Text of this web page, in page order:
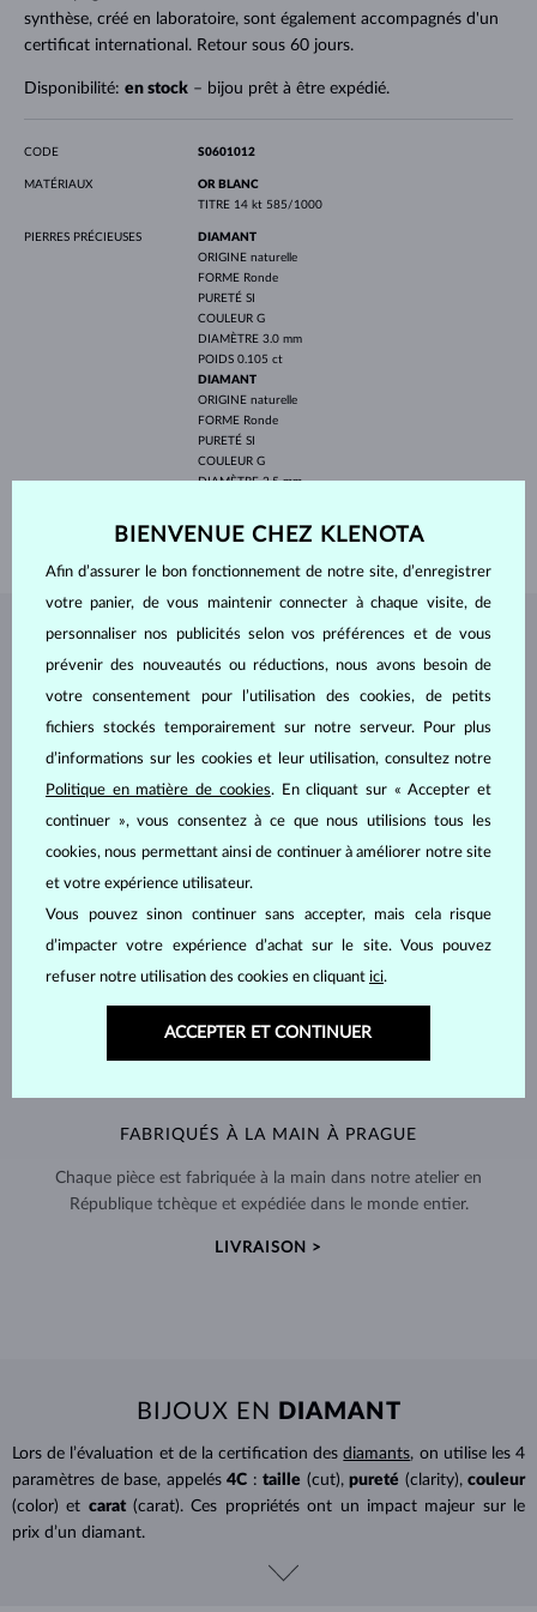
synthèse, créé en laboratoire, sont également accompagnés d'un
certificat international. Retour sous 60 jours.
Disponibilité: en stock– bijou prêt à être expédié.
CODE S0601012
MATÉRIAUX
OR BLANC
TITRE 14 kt 585/1000
PIERRES PRÉCIEUSES
DIAMANT
ORIGINE naturelle
FORME Ronde
PURETÉ SI
COULEUR G
DIAMÈTRE 3.0 mm
POIDS 0.105 ct
DIAMANT
ORIGINE naturelle
FORME Ronde
PURETÉ SI
COULEUR G
DIAMÈTRE2.5 mm
2.00 g
BIJOUX DEL'ATELIER KLENOTA
FABRIQUÉS À LA MAIN À PRAGUE
Chaque pièce est fabriquée à la main dans notre atelier en
République tchèque et expédiée dans le monde entier.
LIVRAISON >
BIJOUX EN DIAMANT
Lors de l’évaluation et de la certification desdiamants, on utilise les 4
paramètres de base, appelés 4C : taille (cut), pureté (clarity), couleur
(color) et carat (carat). Ces propriétés ont un impact majeur sur le
prix d’un diamant.
BIENVENUE CHEZ KLENOTA
Afin d’assurer le bon fonctionnement de notre site, d’enregistrer
votre panier, de vous maintenir connecter à chaque visite, de
personnaliser nos publicités selon vos préférences et de vous
prévenir des nouveautés ou réductions, nous avons besoin de
votre consentement pour l’utilisation des cookies, de petits
fichiers stockés temporairement sur notre serveur. Pour plus
d’informations sur les cookies et leur utilisation, consultez notre
Politique en matière de cookies. En cliquant sur « Accepter et
continuer », vous consentez à ce que nous utilisions tous les
cookies, nous permettant ainsi de continuer à améliorer notre site
et votre expérience utilisateur.
Vous pouvez sinon continuer sans accepter, mais cela risque
d’impacter votre expérience d’achat sur le site. Vous pouvez
refuser notre utilisation des cookies en cliquant ici.
ACCEPTER ET CONTINUER